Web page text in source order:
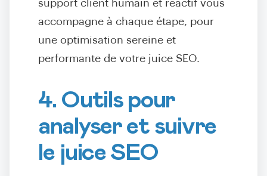
support client humain et réactif vous
accompagne à chaque étape, pour
une optimisation sereine et
performante de votre juice SEO.
4. Outils pour
analyser et suivre
le juice SEO